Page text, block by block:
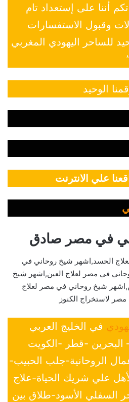
أننا على إستعداد تام
وقبول الاستفسارات
للساحر اليهودي المغربي
الوحيد
علي الانترنت
في مصر صادق
الحسد,اشهر شيخ روحاني في
في مصر لعلاج العين,اشهر شيخ
شيخ روحاني في مصر لعلاج
لاستخراج الكنوز
في الخليج العربي
البحرين -قطر -الكويت
الروحانية-جلب الحبيب-
علي شريك الحياة-علاج
السفلي الأسود-طلاق بين